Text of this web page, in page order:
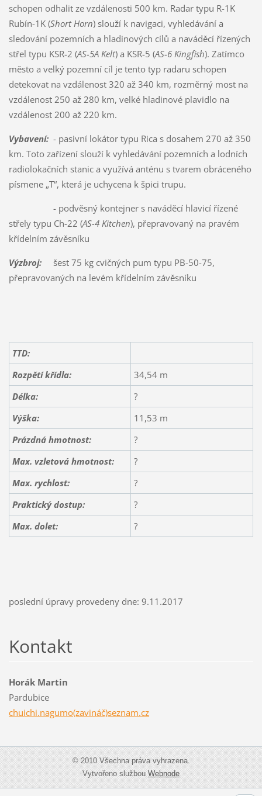
schopen odhalit ze vzdálenosti 500 km. Radar typu R-1K
Rubín-1K (Short Horn) slouží k navigaci, vyhledávání a
sledování pozemních a hladinových cílů a naváděcí řízených
střel typu KSR-2 (AS-5A Kelt) a KSR-5 (AS-6 Kingfish). Zatímco
město a velký pozemní cíl je tento typ radaru schopen
detekovat na vzdálenost 320 až 340 km, rozměrný most na
vzdálenost 250 až 280 km, velké hladinové plavidlo na
vzdálenost 200 až 220 km.
Vybavení:- pasivní lokátor typu Rica s dosahem 270 až 350
km. Toto zařízení slouží k vyhledávání pozemních a lodních
radiolokačních stanic a využívá anténu s tvarem obráceného
písmene „T“, která je uchycena k špici trupu.
- podvěsný kontejner s naváděcí hlavicí řízené
střely typu Ch-22 (AS-4 Kitchen), přepravovaný na pravém
křídelním závěsníku
Výzbroj:šest 75 kg cvičných pum typu PB-50-75,
přepravovaných na levém křídelním závěsníku
TTD:
Rozpětí křídla:
34,54 m
Délka:
?
Výška:
11,53 m
Prázdná hmotnost:
?
Max. vzletová hmotnost:
?
Max. rychlost:
?
Praktický dostup:
?
Max. dolet: ?
poslední úpravy provedeny dne: 9.11.2017
Kontakt
Horák Martin
Pardubice
chuichi.nagumo(zavináč)seznam.cz
© 2010 Všechna práva vyhrazena.
Vytvořeno službouWebnode